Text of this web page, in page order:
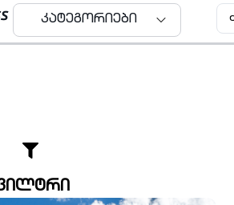
კატეგორიები